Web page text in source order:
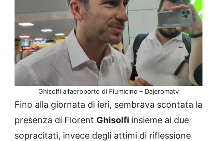
Ghisolfi all’aeroporto di Fiumicino – Dajeromatv
Fino alla giornata di ieri, sembrava scontata la
presenza di Florent Ghisolfi insieme ai due
sopracitati, invece degli attimi di riflessione